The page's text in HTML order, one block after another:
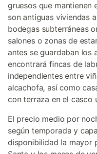
gruesos que mantienen
son antiguas viviendas
bodegas subterráneas
salones o zonas de
antes se guardaban los
encontrará fincas de
independientes entre
alcachofa, así como
con terraza en el casco
El precio medio por
según temporada y
disponibilidad la mayor